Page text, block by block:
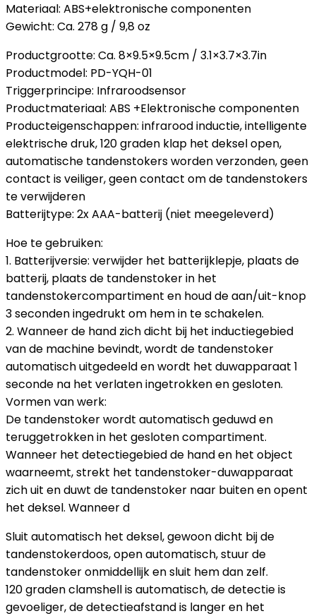
Materiaal: ABS+elektronische componenten
Gewicht: Ca. 278 g / 9,8 oz
Productgrootte: Ca. 8×9.5×9.5cm / 3.1×3.7×3.7in
Productmodel: PD-YQH-01
Triggerprincipe: Infraroodsensor
Productmateriaal: ABS +Elektronische componenten
Producteigenschappen: infrarood inductie, intelligente
elektrische druk, 120 graden klap het deksel open,
automatische tandenstokers worden verzonden, geen
contact is veiliger, geen contact om de tandenstokers
te verwijderen
Batterijtype: 2x AAA-batterij (niet meegeleverd)
Hoe te gebruiken:
1. Batterijversie: verwijder het batterijklepje, plaats de
batterij, plaats de tandenstoker in het
tandenstokercompartiment en houd de aan/uit-knop
3 seconden ingedrukt om hem in te schakelen.
2. Wanneer de hand zich dicht bij het inductiegebied
van de machine bevindt, wordt de tandenstoker
automatisch uitgedeeld en wordt het duwapparaat 1
seconde na het verlaten ingetrokken en gesloten.
Vormen van werk:
De tandenstoker wordt automatisch geduwd en
teruggetrokken in het gesloten compartiment.
Wanneer het detectiegebied de hand en het object
waarneemt, strekt het tandenstoker-duwapparaat
zich uit en duwt de tandenstoker naar buiten en opent
het deksel. Wanneer d
Sluit automatisch het deksel, gewoon dicht bij de
tandenstokerdoos, open automatisch, stuur de
tandenstoker onmiddellijk en sluit hem dan zelf.
120 graden clamshell is automatisch, de detectie is
gevoeliger, de detectieafstand is langer en het